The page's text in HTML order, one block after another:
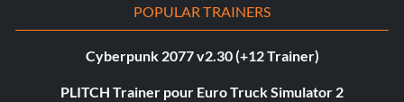
POPULAR TRAINERS
Cyberpunk 2077 v2.30 (+12 Trainer)
PLITCH Trainer pour Euro Truck Simulator 2